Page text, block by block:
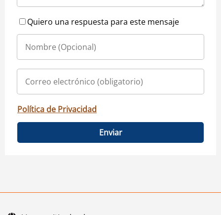
Quiero una respuesta para este mensaje
Política de Privacidad
Enviar